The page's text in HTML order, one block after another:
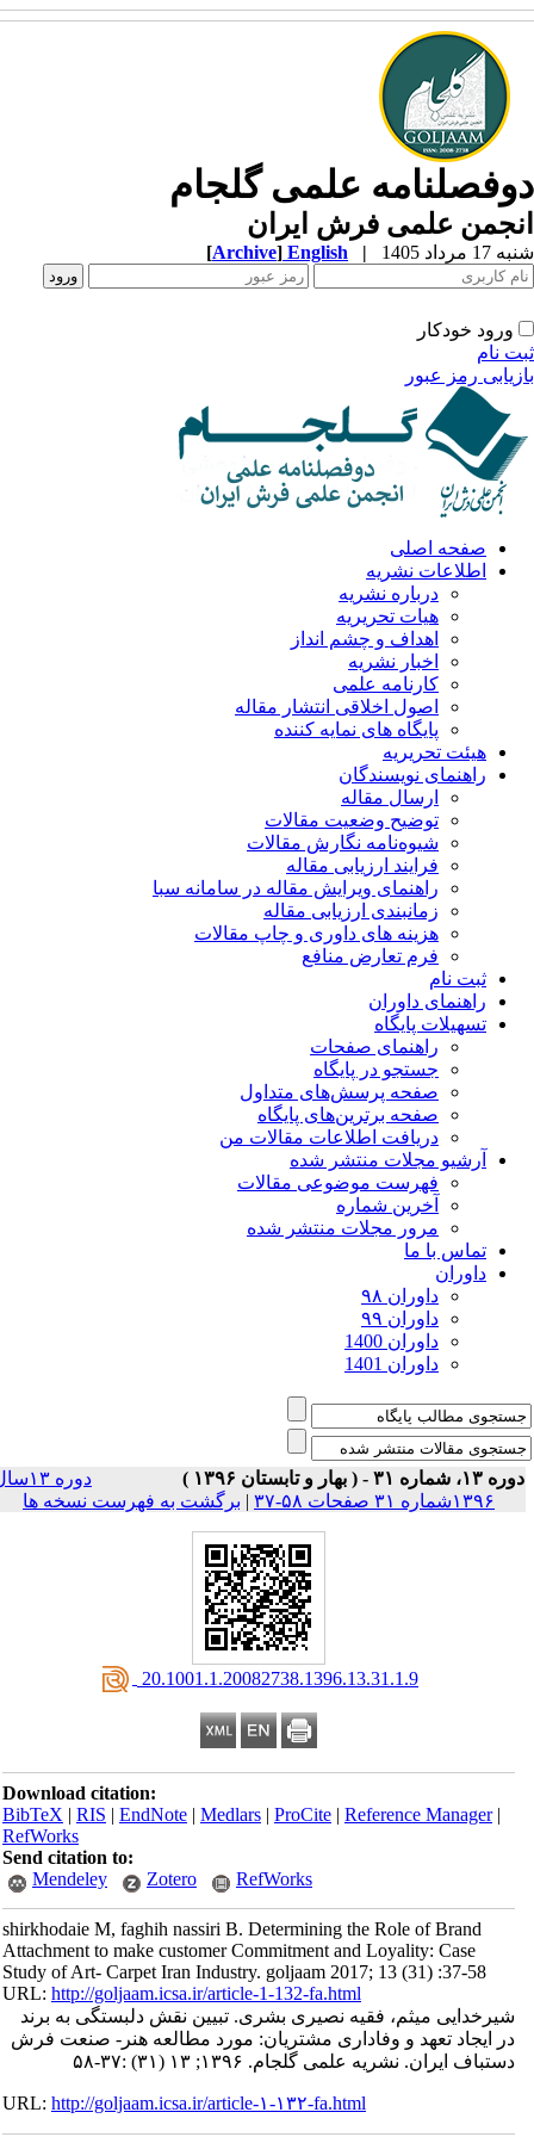
علمی گلجام
علمی فرش ایران
مرداد 1405 |
English
[Archive]
ورود خودکار
نام
رمز عبور
صفحه اصلی
اطلاعات نشریه
درباره نشریه
هیات تحریریه
اهداف و چشم انداز
اخبار نشریه
کارنامه علمی
اصول اخلاقی انتشار مقاله
پایگاه های نمایه کننده
هیئت تحریریه
راهنمای نویسندگان
ارسال مقاله
توضیح وضعیت مقالات
شیوه‌نامه نگارش مقالات
فرایند ارزیابی مقاله
راهنمای ویرایش مقاله در سامانه سبا
زمانبندی ارزیابی مقاله
هزینه های داوری و چاپ مقالات
فرم تعارض منافع
ثبت نام
راهنمای داوران
تسهیلات پایگاه
راهنمای صفحات
جستجو در پایگاه
صفحه پرسش‌های متداول
صفحه برترین‌های پایگاه
دریافت اطلاعات مقالات من
آرشیو مجلات منتشر شده
فهرست موضوعی مقالات
آخرین شماره
مرور مجلات منتشر شده
تماس با ما
داوران
داوران ۹۸
داوران ۹۹
داوران 1400
داوران 1401
۳۱ - ( بهار و تابستان ۱۳۹۶ )
دوره ۱۳سال
۱۳۹۶شماره ۳۱ صفحات ۵۸-۳۷
|برگشت به فهرست نسخه ها
‎ 20.1001.1.20082738.1396.13.31.1.9
Download citation:
BibTeX|RIS|EndNote|Medlars|ProCite|Reference Manager
RefWorks
Send citation to:
Mendeley
Zotero RefWorks
shirkhodaie M, faghih nassiri B. Determining the Role of Brand
Attachment to make customer Commitment and Loyality: Case
Study of Art- Carpet Iran Industry. goljaam 2017; 13 (31) :37-58
URL:http://goljaam.icsa.ir/article-1-132-fa.html
شیرخدایی میثم، فقیه نصیری بشری. تبیین نقش دلبستگی به برند
در ایجاد تعهد و وفاداری مشتریان: مورد مطالعه هنر- صنعت فرش
دستباف ایران. نشریه علمی گلجام. ۱۳۹۶; ۱۳ (۳۱) :۳۷-۵۸
URL:http://goljaam.icsa.ir/article-۱-۱۳۲-fa.html